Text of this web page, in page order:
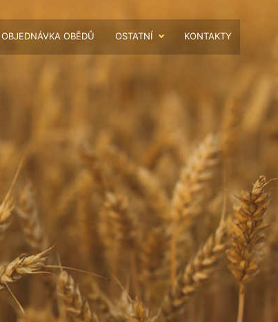
OBJEDNÁVKA OBĚDŮ OSTATNÍ KONTAKTY